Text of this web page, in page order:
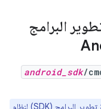
البرامج
android_sdk/
ملاحظة: تحل حزمة "أدوات سطر الأوامر لحزمة تطوير البرامج (SDK) لنظام